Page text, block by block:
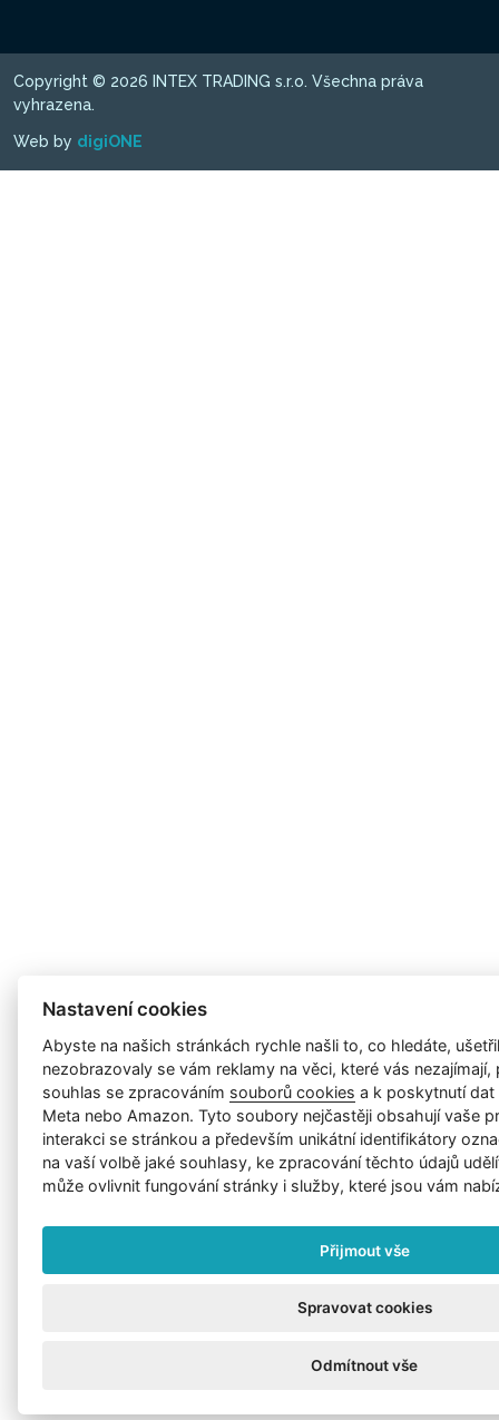
Copyright © 2026 INTEX TRADING s.r.o. Všechna práva
vyhrazena.
Web by digiONE
Nastavení cookies
Abyste na našich stránkách rychle našli to, co hledáte,
nezobrazovaly se vám reklamy na věci, které vás
souhlas se zpracováním souborů cookies a k poskytnutí
Meta nebo Amazon. Tyto soubory nejčastěji obsahují vaše
interakci se stránkou a především unikátní identifikátory
na vaší volbě jaké souhlasy, ke zpracování těchto údajů
může ovlivnit fungování stránky i služby, které jsou vám
Přijmout vše
Spravovat cookies
Odmítnout vše